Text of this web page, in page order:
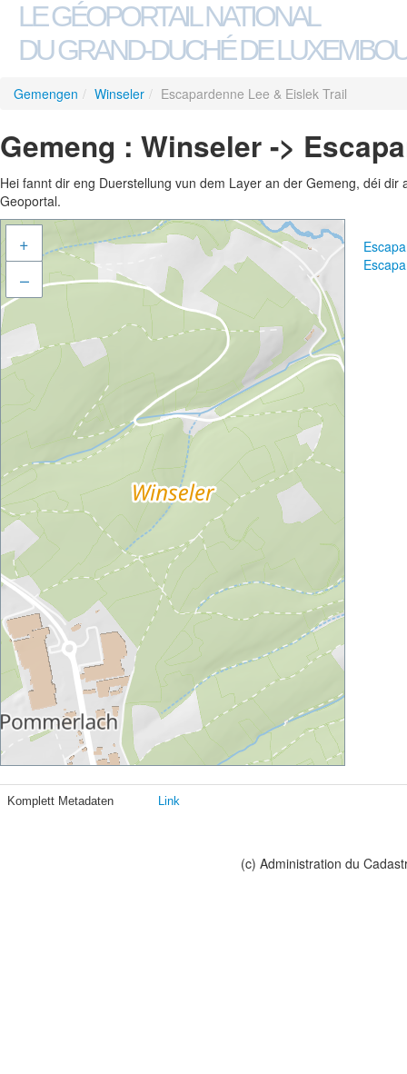
LE GÉOPORTAIL NATIONAL
DU GRAND-DUCHÉ DE
Gemengen / Winseler / Escapardenne Lee & Eislek Trail
Gemeng : Winseler ->
Hei fannt dir eng Duerstellung vun dem Layer an der Gemeng, déi
Geoportal.
+
–
Komplett Metadaten Link
(c) Administration du